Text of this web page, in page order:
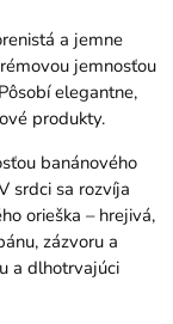
a jemne
jemnosťou
elegantne,
produkty.
banánového
srdci sa rozvíja
orieška – hrejivá,
zázvoru a
a dlhotrvajúci